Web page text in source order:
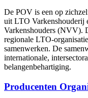
De POV is een op
uit LTO Varkenshouderij
Varkenshouders (NVV).
regionale LTO-
samenwerken. De
internationale,
belangenbehartiging.
Producenten